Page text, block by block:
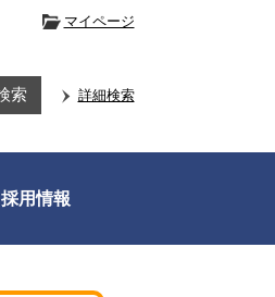
マイページ
詳細検索
採用情報